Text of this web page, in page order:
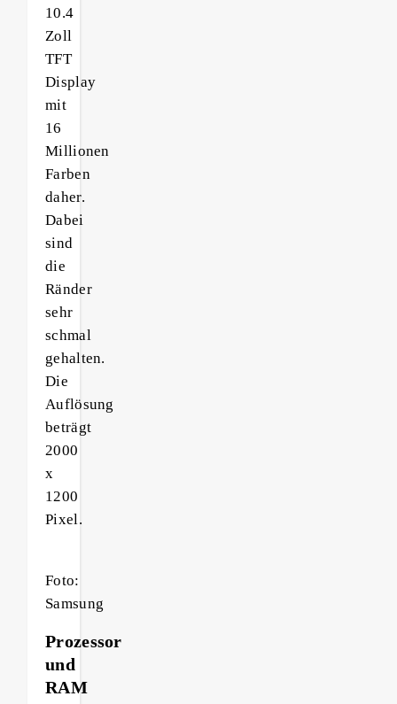
10.4
Zoll
TFT
Display
mit
16
Millionen
Farben
daher.
Dabei
sind
die
Ränder
sehr
schmal
gehalten.
Die
Auflösung
beträgt
2000
x
1200
Pixel.
Foto:
Samsung
Prozessor
und
RAM